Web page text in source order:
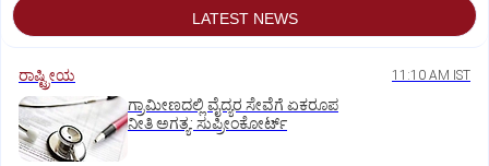
LATEST NEWS
ರಾಷ್ಟ್ರೀಯ 11:10 AM IST
ಗ್ರಾಮೀಣದಲ್ಲಿ ವೈದ್ಯರ ಸೇವೆಗೆ ಏಕರೂಪ
ನೀತಿ ಅಗತ್ಯ: ಸುಪ್ರೀಂಕೋರ್ಟ್‌